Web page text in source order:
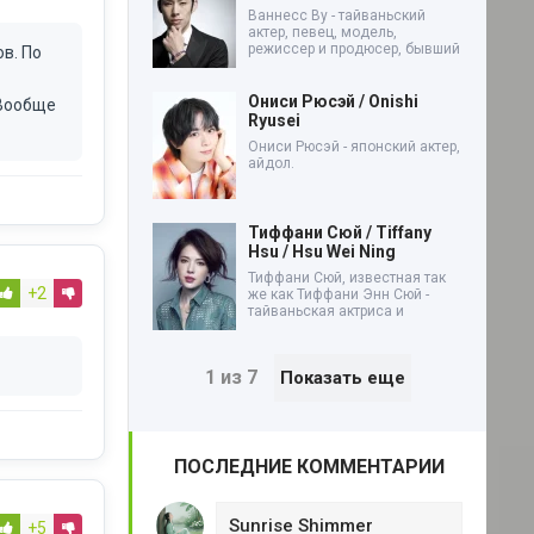
По
+2
+5
Ваннесс Ву - тайваньский
актер, певец, модель,
режиссер и продюсер, бывший
Ониси Рюсэй / Onishi
Ryusei
Ониси Рюсэй - японский актер,
айдол.
Тиффани Сюй / Tiffany
Hsu / Hsu Wei Ning
Тиффани Сюй, известная так
же как Тиффани Энн Сюй -
тайваньская актриса и
1 из 7 Показать еще
ПОСЛЕДНИЕ КОММЕНТАРИИ
Sunrise Shimmer